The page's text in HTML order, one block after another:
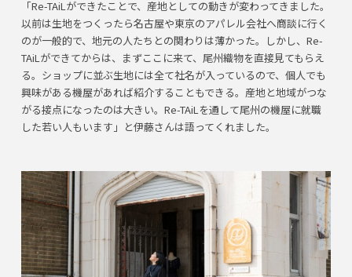
「Re-TAiLができたことで、産地としての動きが変わってきました。
以前は生地をつくったら名古屋や東京のアパレル会社へ商談に行く
のが一般的で、地元の人たちとの関わりは薄かった。しかし、Re-
TAiLができてからは、まずここに来て、尾州織物を直接見てもらえ
る。ショップに並ぶ生地には全て社名が入っているので、個人でも
興味がある機屋があれば紹介することもできる。産地と地域がつな
がる接点になったのは大きい。Re-TAiLを通して尾州の機屋に就職
した若い人もいます」と伊藤さんは語ってくれました。